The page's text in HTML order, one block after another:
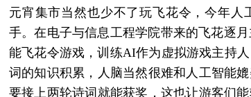
元宵集市当然也少不了玩飞花令，今年人
手。在电子与信息工程学院带来的飞花逐
能飞花令游戏，训练AI作为虚拟游戏主持
词的知识积累，人脑当然很难和人工智能
要接上两轮诗词就能获奖，这也让游客们